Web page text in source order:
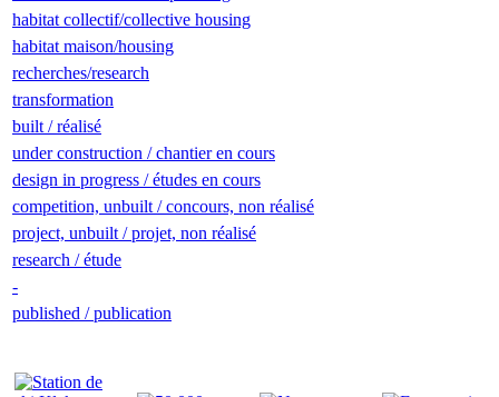
habitat collectif/collective housing
habitat maison/housing
recherches/research
transformation
built / réalisé
under construction / chantier en cours
design in progress / études en cours
competition, unbuilt / concours, non réalisé
project, unbuilt / projet, non réalisé
research / étude
-
published / publication